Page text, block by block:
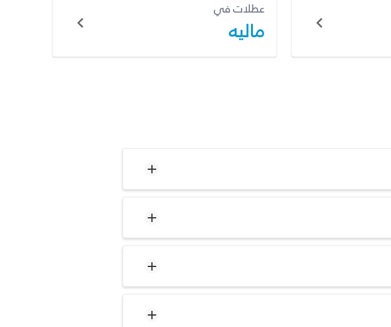
عطلات في
ماليه